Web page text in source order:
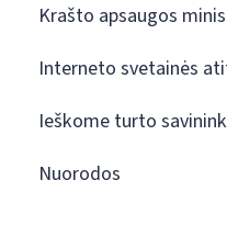
Krašto apsaugos
Interneto svetainės
Ieškome turto
Nuorodos